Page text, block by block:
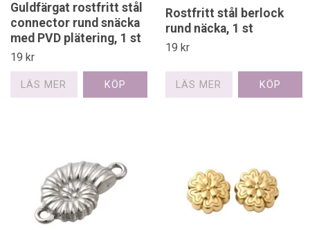
Guldfärgat rostfritt stål
connector rund snäcka
med PVD plätering, 1 st
19 kr
LÄS MER
Rostfritt stål berlock
rund näcka, 1 st
19 kr
LÄS MER